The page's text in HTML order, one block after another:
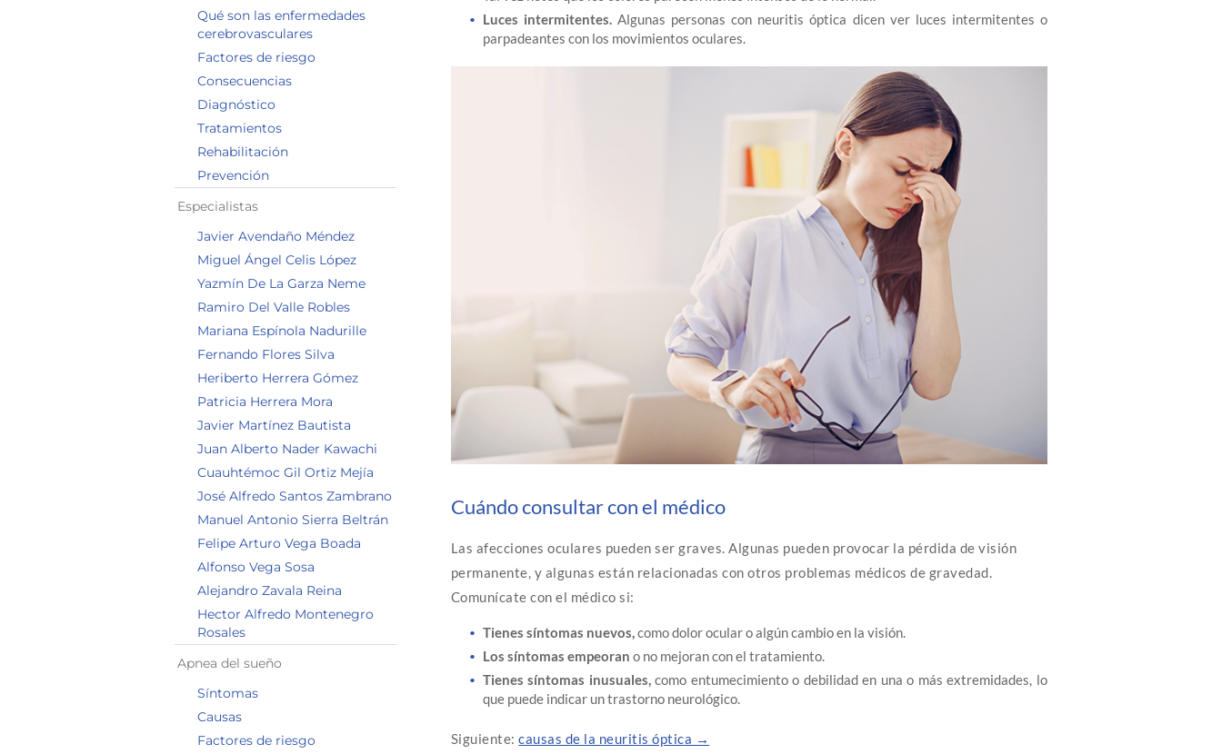
Luces intermitentes.Algunas personas con neuritis óptica dicen ver luces intermitentes o
parpadeantes con los movimientos oculares.
Cuándo consultar con el médico
Las afecciones oculares pueden ser graves. Algunas pueden provocar la pérdida de visión
permanente, y algunas están relacionadas con otros problemas médicos de gravedad.
Comunícate con el médico si:
Tienes síntomas nuevos,como dolor ocular o algún cambio en la visión.
Los síntomas empeoran o no mejoran con el tratamiento.
Tienes síntomas inusuales,como entumecimiento o debilidad en una o más extremidades, lo
que puede indicar un trastorno neurológico.
Siguiente:causas de la neuritis óptica →
Qué son las enfermedades
cerebrovasculares
Factores de riesgo
Consecuencias
Diagnóstico
Tratamientos
Rehabilitación
Prevención
Especialistas
Javier Avendaño Méndez
Miguel Ángel Celis López
Yazmín De La Garza Neme
Ramiro Del Valle Robles
Mariana Espínola Nadurille
Fernando Flores Silva
Heriberto Herrera Gómez
Patricia Herrera Mora
Javier Martínez Bautista
Juan Alberto Nader Kawachi
Cuauhtémoc Gil Ortiz Mejía
José Alfredo Santos Zambrano
Manuel Antonio Sierra Beltrán
Felipe Arturo Vega Boada
Alfonso Vega Sosa
Alejandro Zavala Reina
Hector Alfredo Montenegro
Rosales
Apnea del sueño
Síntomas
Causas
Factores de riesgo